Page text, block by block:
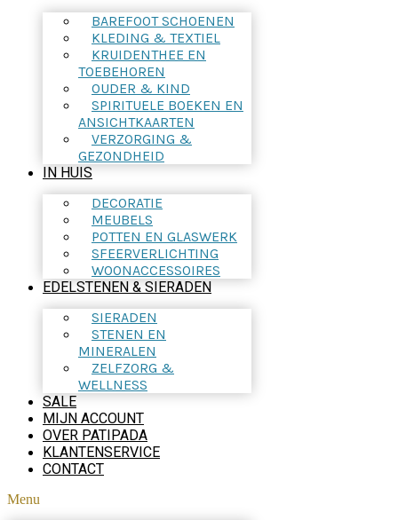
BAREFOOT SCHOENEN
KLEDING & TEXTIEL
KRUIDENTHEE EN
TOEBEHOREN
OUDER & KIND
SPIRITUELE BOEKEN EN
ANSICHTKAARTEN
VERZORGING &
GEZONDHEID
IN HUIS
DECORATIE
MEUBELS
POTTEN EN GLASWERK
SFEERVERLICHTING
WOONACCESSOIRES
EDELSTENEN & SIERADEN
SIERADEN
STENEN EN
MINERALEN
ZELFZORG &
WELLNESS
SALE
MIJN ACCOUNT
OVER PATIPADA
KLANTENSERVICE
CONTACT
Menu